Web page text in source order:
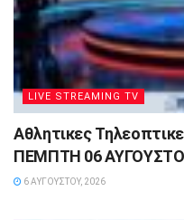
LIVE STREAMING TV
Αθλητικες
ΠΕΜΠΤΗ 06
6 ΑΥΓΟΎΣΤΟΥ, 2026